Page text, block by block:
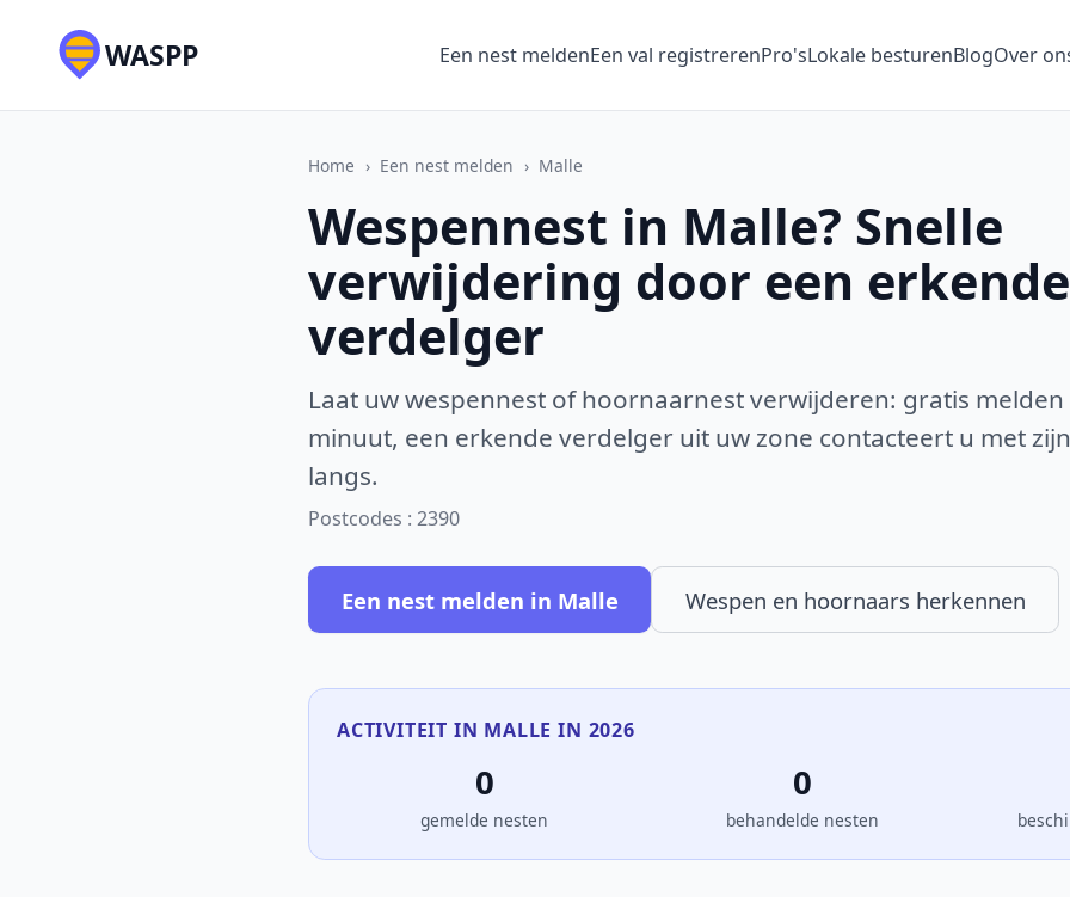
WASPP Een nest meldenEen val registrerenPro'sLokale besturenBlogOver
Home › Een nest melden › Malle
Wespennest in Malle? Snelle
verwijdering door een erkende
verdelger
Laat uw wespennest of hoornaarnest verwijderen: gratis
minuut, een erkende verdelger uit uw zone contacteert u met
langs.
Postcodes : 2390
Een nest melden in Malle Wespen en hoornaars herkennen
ACTIVITEIT IN MALLE IN 2026
0
gemelde nesten
0
behandelde nesten